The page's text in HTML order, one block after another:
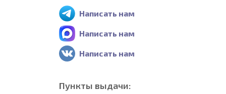
Написать нам
Написать нам
Написать нам
Пункты выдачи: